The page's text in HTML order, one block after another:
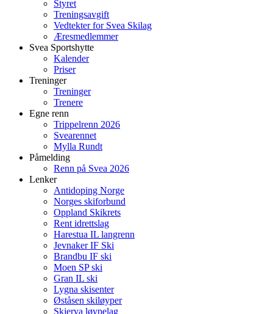
Styret
Treningsavgift
Vedtekter for Svea Skilag
Æresmedlemmer
Svea Sportshytte
Kalender
Priser
Treninger
Treninger
Trenere
Egne renn
Trippelrenn 2026
Svearennet
Mylla Rundt
Påmelding
Renn på Svea 2026
Lenker
Antidoping Norge
Norges skiforbund
Oppland Skikrets
Rent idrettslag
Harestua IL langrenn
Jevnaker IF Ski
Brandbu IF ski
Moen SP ski
Gran IL ski
Lygna skisenter
Øståsen skiløyper
Skjerva løypelag